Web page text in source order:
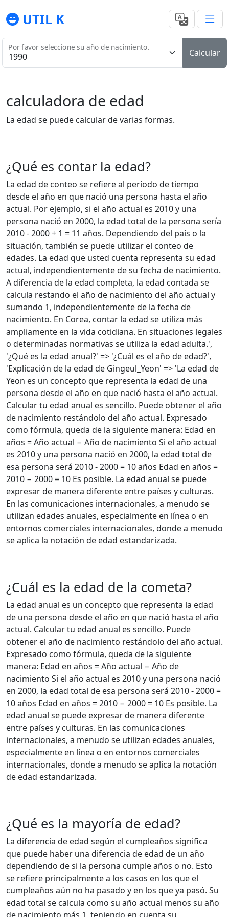
UTIL K
Por favor seleccione su año de nacimiento.
Calcular
calculadora de edad
La edad se puede calcular de varias formas.
¿Qué es contar la edad?
La edad de conteo se refiere al período de tiempo
desde el año en que nació una persona hasta el año
actual. Por ejemplo, si el año actual es 2010 y una
persona nació en 2000, la edad total de la persona sería
2010 - 2000 + 1 = 11 años. Dependiendo del país o la
situación, también se puede utilizar el conteo de
edades. La edad que usted cuenta representa su edad
actual, independientemente de su fecha de nacimiento.
A diferencia de la edad completa, la edad contada se
calcula restando el año de nacimiento del año actual y
sumando 1, independientemente de la fecha de
nacimiento. En Corea, contar la edad se utiliza más
ampliamente en la vida cotidiana. En situaciones legales
o determinadas normativas se utiliza la edad adulta.',
'¿Qué es la edad anual?' => '¿Cuál es el año de edad?',
'Explicación de la edad de Gingeul_Yeon' => 'La edad de
Yeon es un concepto que representa la edad de una
persona desde el año en que nació hasta el año actual.
Calcular tu edad anual es sencillo. Puede obtener el año
de nacimiento restándolo del año actual. Expresado
como fórmula, queda de la siguiente manera: Edad en
años = Año actual − Año de nacimiento Si el año actual
es 2010 y una persona nació en 2000, la edad total de
esa persona será 2010 - 2000 = 10 años Edad en años =
2010 − 2000 = 10 Es posible. La edad anual se puede
expresar de manera diferente entre países y culturas.
En las comunicaciones internacionales, a menudo se
utilizan edades anuales, especialmente en línea o en
entornos comerciales internacionales, donde a menudo
se aplica la notación de edad estandarizada.
¿Cuál es la edad de la cometa?
La edad anual es un concepto que representa la edad
de una persona desde el año en que nació hasta el año
actual. Calcular tu edad anual es sencillo. Puede
obtener el año de nacimiento restándolo del año actual.
Expresado como fórmula, queda de la siguiente
manera: Edad en años = Año actual − Año de
nacimiento Si el año actual es 2010 y una persona nació
en 2000, la edad total de esa persona será 2010 - 2000 =
10 años Edad en años = 2010 − 2000 = 10 Es posible. La
edad anual se puede expresar de manera diferente
entre países y culturas. En las comunicaciones
internacionales, a menudo se utilizan edades anuales,
especialmente en línea o en entornos comerciales
internacionales, donde a menudo se aplica la notación
de edad estandarizada.
¿Qué es la mayoría de edad?
La diferencia de edad según el cumpleaños significa
que puede haber una diferencia de edad de un año
dependiendo de si la persona cumple años o no. Esto
se refiere principalmente a los casos en los que el
cumpleaños aún no ha pasado y en los que ya pasó. Su
edad total se calcula como su año actual menos su año